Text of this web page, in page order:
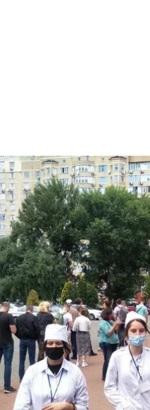
в Международном
Макс Левин/
29—30 мая. Люди
и приезжие из
с места
людей по
«Дія», на
очереди.